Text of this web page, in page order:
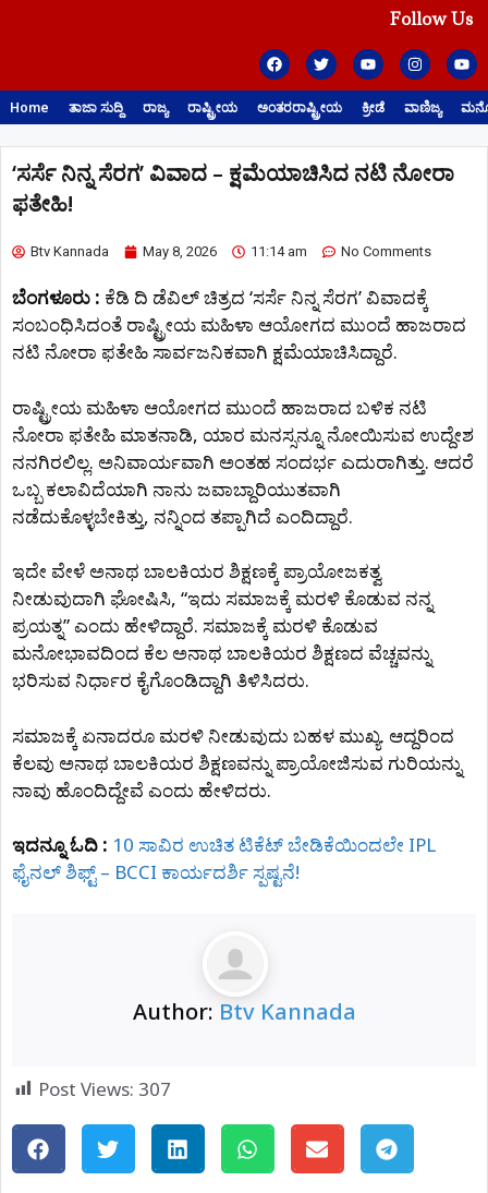
Follow Us
Home ತಾಜಾ ಸುದ್ದಿ ರಾಜ್ಯ ರಾಷ್ಟ್ರೀಯ ಅಂತರರಾಷ್ಟ್ರೀಯ ಕ್ರೀಡೆ ವಾಣಿಜ್ಯ
‘ಸರ್ಸೆ ನಿನ್ನ ಸೆರಗ’ ವಿವಾದ – ಕ್ಷಮೆಯಾಚಿಸಿದ ನಟಿ ನೋರಾ
ಫತೇಹಿ!
Btv Kannada May 8, 2026 11:14 am No Comments
ಬೆಂಗಳೂರು : ಕೆಡಿ ದಿ ಡೆವಿಲ್ ಚಿತ್ರದ ‘ಸರ್ಸೆ ನಿನ್ನ ಸೆರಗ’ ವಿವಾದಕ್ಕೆ
ಸಂಬಂಧಿಸಿದಂತೆ ರಾಷ್ಟ್ರೀಯ ಮಹಿಳಾ ಆಯೋಗದ ಮುಂದೆ ಹಾಜರಾದ
ನಟಿ ನೋರಾ ಫತೇಹಿ ಸಾರ್ವಜನಿಕವಾಗಿ ಕ್ಷಮೆಯಾಚಿಸಿದ್ದಾರೆ.
ರಾಷ್ಟ್ರೀಯ ಮಹಿಳಾ ಆಯೋಗದ ಮುಂದೆ ಹಾಜರಾದ ಬಳಿಕ ನಟಿ
ನೋರಾ ಫತೇಹಿ ಮಾತನಾಡಿ, ಯಾರ ಮನಸ್ಸನ್ನೂ ನೋಯಿಸುವ ಉದ್ದೇಶ
ನನಗಿರಲಿಲ್ಲ. ಅನಿವಾರ್ಯವಾಗಿ ಅಂತಹ ಸಂದರ್ಭ ಎದುರಾಗಿತ್ತು. ಆದರೆ
ಒಬ್ಬ ಕಲಾವಿದೆಯಾಗಿ ನಾನು ಜವಾಬ್ದಾರಿಯುತವಾಗಿ
ನಡೆದುಕೊಳ್ಳಬೇಕಿತ್ತು, ನನ್ನಿಂದ ತಪ್ಪಾಗಿದೆ ಎಂದಿದ್ದಾರೆ.
ಇದೇ ವೇಳೆ ಅನಾಥ ಬಾಲಕಿಯರ ಶಿಕ್ಷಣಕ್ಕೆ ಪ್ರಾಯೋಜಕತ್ವ
ನೀಡುವುದಾಗಿ ಘೋಷಿಸಿ, “ಇದು ಸಮಾಜಕ್ಕೆ ಮರಳಿ ಕೊಡುವ ನನ್ನ
ಪ್ರಯತ್ನ” ಎಂದು ಹೇಳಿದ್ದಾರೆ. ಸಮಾಜಕ್ಕೆ ಮರಳಿ ಕೊಡುವ
ಮನೋಭಾವದಿಂದ ಕೆಲ ಅನಾಥ ಬಾಲಕಿಯರ ಶಿಕ್ಷಣದ ವೆಚ್ಚವನ್ನು
ಭರಿಸುವ ನಿರ್ಧಾರ ಕೈಗೊಂಡಿದ್ದಾಗಿ ತಿಳಿಸಿದರು.
ಸಮಾಜಕ್ಕೆ ಏನಾದರೂ ಮರಳಿ ನೀಡುವುದು ಬಹಳ ಮುಖ್ಯ. ಆದ್ದರಿಂದ
ಕೆಲವು ಅನಾಥ ಬಾಲಕಿಯರ ಶಿಕ್ಷಣವನ್ನು ಪ್ರಾಯೋಜಿಸುವ ಗುರಿಯನ್ನು
ನಾವು ಹೊಂದಿದ್ದೇವೆ ಎಂದು ಹೇಳಿದರು.
ಇದನ್ನೂ ಓದಿ : 10 ಸಾವಿರ ಉಚಿತ ಟಿಕೆಟ್‌ ಬೇಡಿಕೆಯಿಂದಲೇ IPL
ಫೈನಲ್‌ ಶಿಫ್ಟ್‌ – BCCI ಕಾರ್ಯದರ್ಶಿ ಸ್ಪಷ್ಟನೆ!
Author: Btv Kannada
Post Views: 307